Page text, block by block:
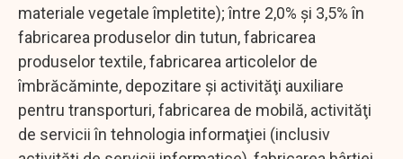
materiale vegetale împletite); între 2,0% şi 3,5% în
fabricarea produselor din tutun, fabricarea
produselor textile, fabricarea articolelor de
îmbrăcăminte, depozitare şi activităţi auxiliare
pentru transporturi, fabricarea de mobilă, activităţi
de servicii în tehnologia informaţiei (inclusiv